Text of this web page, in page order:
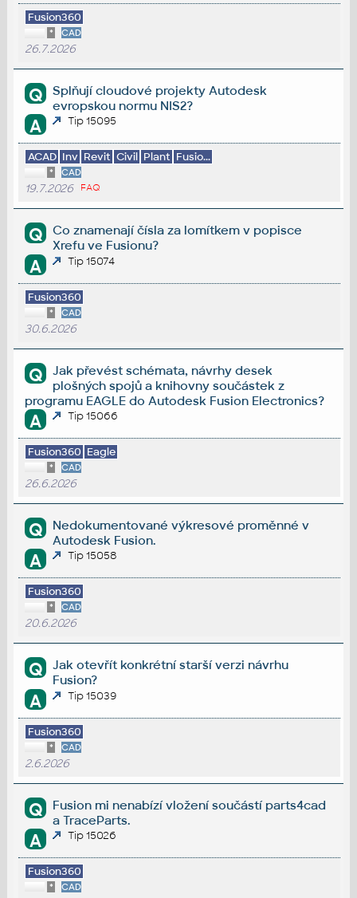
Fusion360
* CAD
26.7.2026
Q
Splňují cloudové projekty Autodesk
evropskou normu NIS2?
A Tip 15095
ACAD Inv Revit Civil Plant Fusio...
* CAD
19.7.2026 FAQ
Q
Co znamenají čísla za lomítkem v popisce
Xrefu ve Fusionu?
A Tip 15074
Fusion360
* CAD
30.6.2026
Q
Jak převést schémata, návrhy desek
plošných spojů a knihovny součástek z
programu EAGLE do Autodesk Fusion Electronics?
A Tip 15066
Fusion360 Eagle
* CAD
26.6.2026
Q
Nedokumentované výkresové proměnné v
Autodesk Fusion.
A Tip 15058
Fusion360
* CAD
20.6.2026
Q
Jak otevřít konkrétní starší verzi návrhu
Fusion?
A Tip 15039
Fusion360
* CAD
2.6.2026
Q
Fusion mi nenabízí vložení součástí parts4cad
a TraceParts.
A Tip 15026
Fusion360
* CAD